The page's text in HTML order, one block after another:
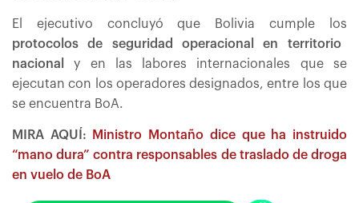
El ejecutivo concluyó que Bolivia cumple los
protocolos de seguridad operacional en territorio
nacional
y en las labores internacionales que se
ejecutan con los operadores designados, entre los que
se encuentra BoA.
MIRA AQUÍ:
Ministro Montaño dice que ha instruido
“mano dura” contra responsables de traslado de droga
en vuelo de BoA